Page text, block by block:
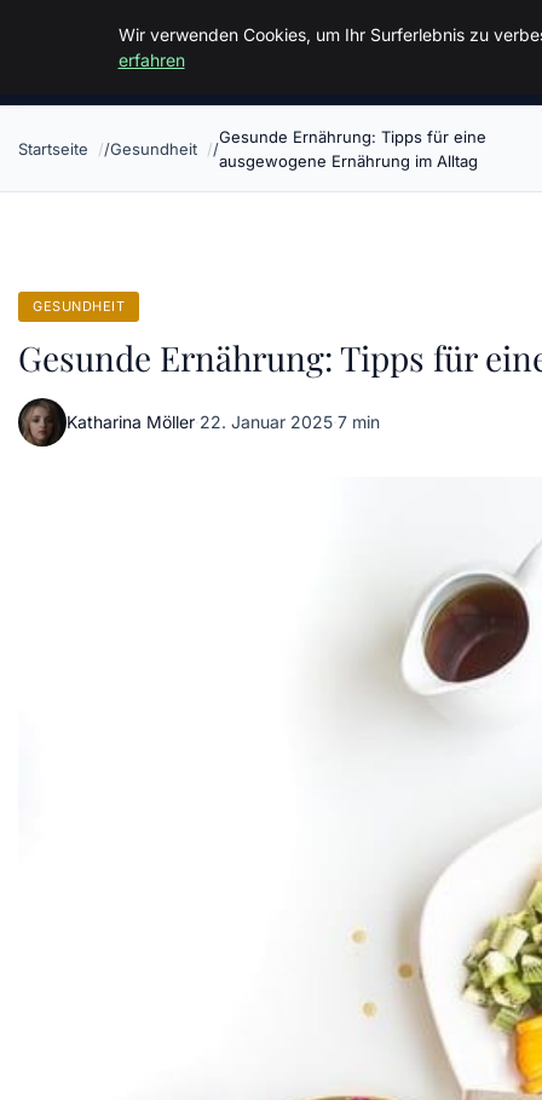
Malzminden
Startseite Gesundheit
Gesunde Ernährung: Tipps für eine
ausgewogene Ernährung im Alltag
GESUNDHEIT
Gesunde Ernährung: Tipps für
Katharina Möller·22. Januar 2025·7 min
Wir verwenden Cookies, um Ihr Surferlebnis zu
erfahren